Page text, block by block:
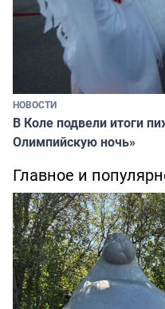
НОВОСТИ
В Коле подвели итоги
Олимпийскую ночь»
Главное и